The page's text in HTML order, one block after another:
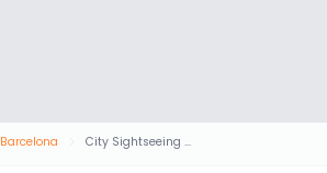
Barcelona City Sightseeing Barcelona Bus Turístic Tour en autobús Hop-on Hop-off